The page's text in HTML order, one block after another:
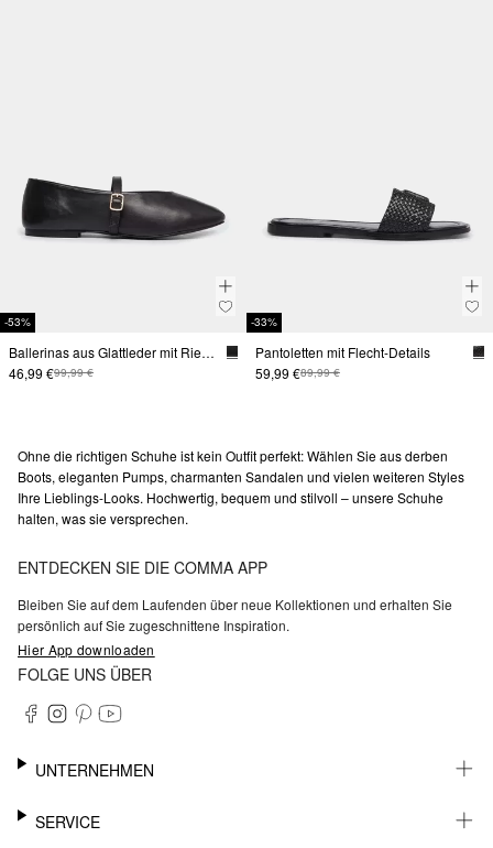
-53%
Ballerinas aus Glattleder mit Riemchen
46,99 €99,99 €
-33%
Pantoletten mit Flecht-Details
59,99 €89,99 €
Ohne die richtigen Schuhe ist kein Outfit perfekt: Wählen Sie aus derben
Boots, eleganten Pumps, charmanten Sandalen und vielen weiteren Styles
Ihre Lieblings-Looks. Hochwertig, bequem und stilvoll – unsere Schuhe
halten, was sie versprechen.
ENTDECKEN SIE DIE COMMA APP
Bleiben Sie auf dem Laufenden über neue Kollektionen und erhalten Sie
persönlich auf Sie zugeschnittene Inspiration.
Hier App downloaden
FOLGE UNS ÜBER
UNTERNEHMEN
KARRIERE
SERVICE